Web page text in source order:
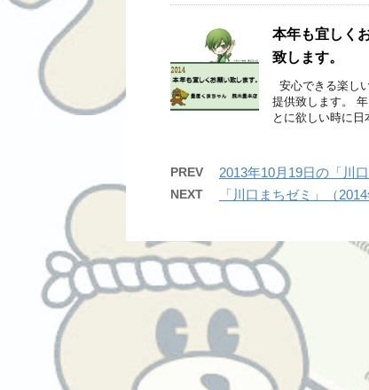
本年も宜しく
致します。
安心できる楽し
提供致します。
とに欲しい時に
PREV 2013年10月19日の「川
NEXT 「川口まちゼミ」（